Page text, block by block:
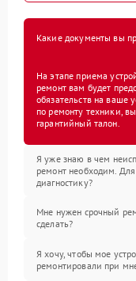
Какие документы вы
На этапе приема
ремонт вам будет
обязательств на ваше
по ремонту техники,
гарантийный талон.
Я уже знаю в чем
ремонт необходим. Для
диагностику?
Мне нужен срочный
сделать?
Я хочу, чтобы мое
ремонтировали при